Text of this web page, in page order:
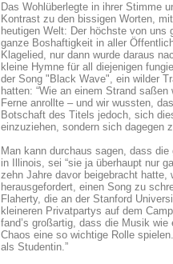
Das Wohlüberlegte in ihrer Stimme
Kontrast zu den bissigen Worten,
heutigen Welt: Der höchste von
ganze Boshaftigkeit in aller
Klagelied, nur dann wurde daraus
kleine Hymne für all diejenigen
der Song "Black Wave", ein wilder
hatten: “Wie an einem Strand
Ferne anrollte – und wir wussten,
Botschaft des Titels jedoch, sich
einzuziehen, sondern sich dagegen
Man kann durchaus sagen, dass
in Illinois, sei “sie ja überhaupt nur
zehn Jahre davor beigebracht
herausgefordert, einen Song zu
Flaherty, die an der Stanford
kleineren Privatpartys auf dem
fand’s großartig, dass die Musik
Chaos eine so wichtige Rolle
als Studentin.”